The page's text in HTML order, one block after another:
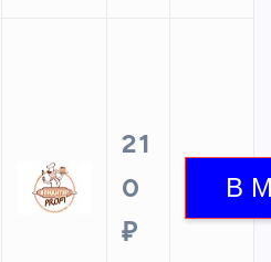
21
0
₽